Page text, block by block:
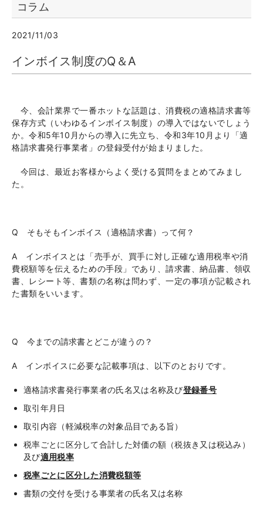
コラム
2021/11/03
インボイス制度のQ＆A
今、会計業界で一番ホットな話題は、消費税の適格請求書等
保存方式（いわゆるインボイス制度）の導入ではないでしょう
か。令和5年10 月からの導入に先立ち、令和3年10 月より「適
格請求書発行事業者」の登録受付が始まりました。
今回は、最近お客様からよく受ける質問をまとめてみまし
た。
Q そもそもインボイス（適格請求書）って何？
A インボイスとは「売手が、買手に対し正確な適用税率や消
費税額等を伝えるための手段」であり、請求書、納品書、領収
書、レシート等、書類の名称は問わず、一定の事項が記載され
た書類をいいます。
Q 今までの請求書とどこが違うの？
A インボイスに必要な記載事項は、以下のとおりです。
適格請求書発行事業者の氏名又は名称及び登録番号
取引年月日
取引内容（軽減税率の対象品目である旨）
税率ごとに区分して合計した対価の額（税抜き又は税込み）
及び適用税率
税率ごとに区分した消費税額等
書類の交付を受ける事業者の氏名又は名称